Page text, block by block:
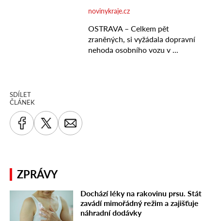
SDÍLET
ČLÁNEK
ZPRÁVY
Dochází léky na rakovinu prsu. Stát
zavádí mimořádný režim a zajišťuje
náhradní dodávky